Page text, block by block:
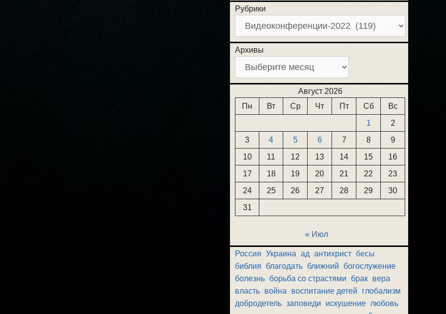
Рубрики
Архивы
Август 2026
Пн
Вт Ср Чт Пт Сб
Вс
1
2
3
4 5 6 7 8
9
10
11 12 13 14 15
16
17
18 19 20 21 22
23
24
25 26 27 28 29
30
31
« Июл
Россия Украина ад антихрист бесы
библия
благодать ближний
богослужение
болезнь борьба со страстями брак вера
власть война воспитание детей
глобализм
добродетель заповеди искушение любовь